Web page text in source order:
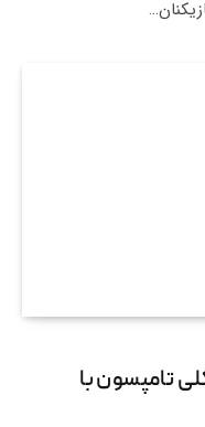
کلی تامپسون با